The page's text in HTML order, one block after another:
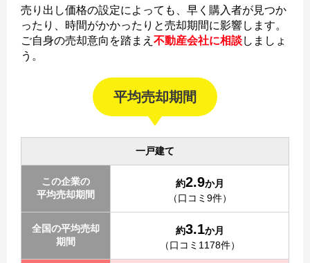
売り出し価格の設定によっても、早く購入者が見つか
ったり、時間がかかったりと売却期間に影響します。
ご自身の売却意向を踏まえ 不動産会社に相談しましょ
う。
平均売却期間
一戸建て
この企業の
平均売却期間
約2.9か月
（口コミ9件）
全国の平均売却
期間
約3.1か月
（口コミ1178件）